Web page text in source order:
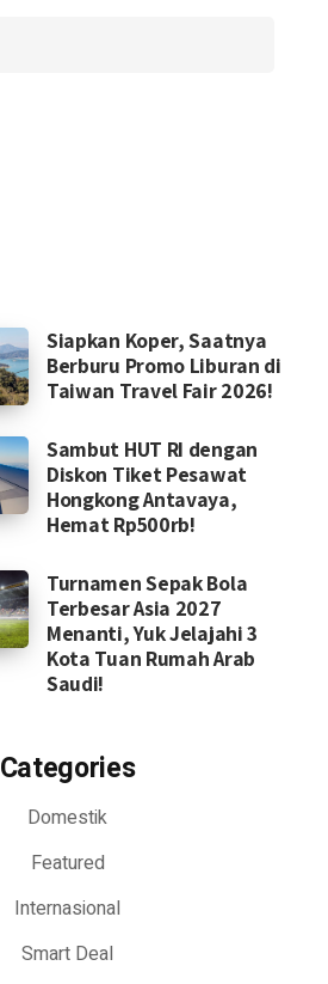
Siapkan Koper, Saatnya
Berburu Promo Liburan di
Taiwan Travel Fair 2026!
Sambut HUT RI dengan
Diskon Tiket Pesawat
Hongkong Antavaya,
Hemat Rp500rb!
Turnamen Sepak Bola
Terbesar Asia 2027
Menanti, Yuk Jelajahi 3
Kota Tuan Rumah Arab
Saudi!
Categories
Domestik
Featured
Internasional
Smart Deal